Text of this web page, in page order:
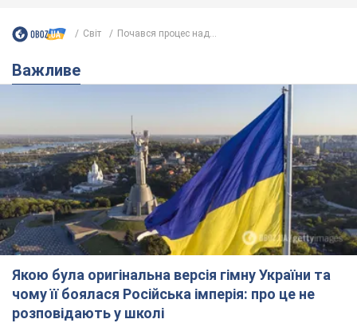
Світ Почався процес над...
Важливе
Якою була оригінальна версія гімну України та
чому її боялася Російська імперія: про це не
розповідають у школі